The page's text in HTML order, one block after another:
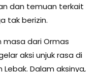
dan temuan terkait
tak berizin.
masa dari Ormas
aksi unjuk rasa di
Dalam aksinya,